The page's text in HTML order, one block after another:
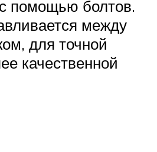
помощью болтов.
между
для точной
качественной